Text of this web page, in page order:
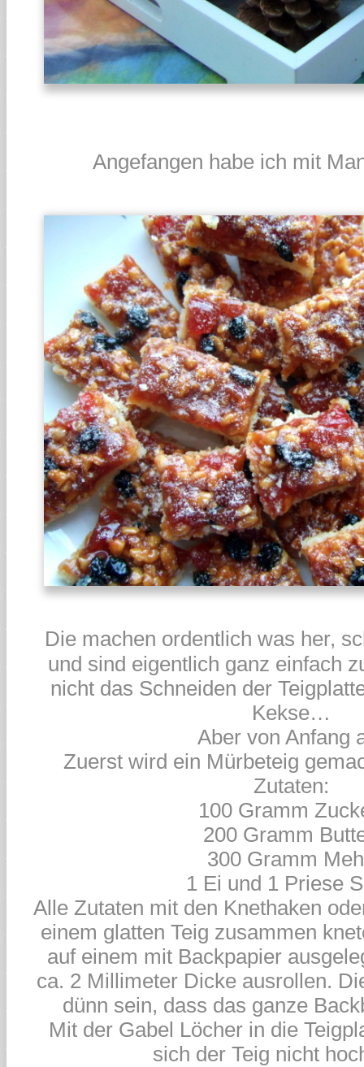
Angefangen habe ich mit
Die machen ordentlich was her,
und sind eigentlich ganz einfach
nicht das Schneiden der
Kekse…
Aber von Anfang
Zuerst wird ein Mürbeteig
Zutaten:
100 Gramm
200 Gramm
300 Gramm
1 Ei und 1 Priese
Alle Zutaten mit den Knethaken
einem glatten Teig zusammen
auf einem mit Backpapier
ca. 2 Millimeter Dicke ausrollen.
dünn sein, dass das ganze
Mit der Gabel Löcher in die
sich der Teig nicht